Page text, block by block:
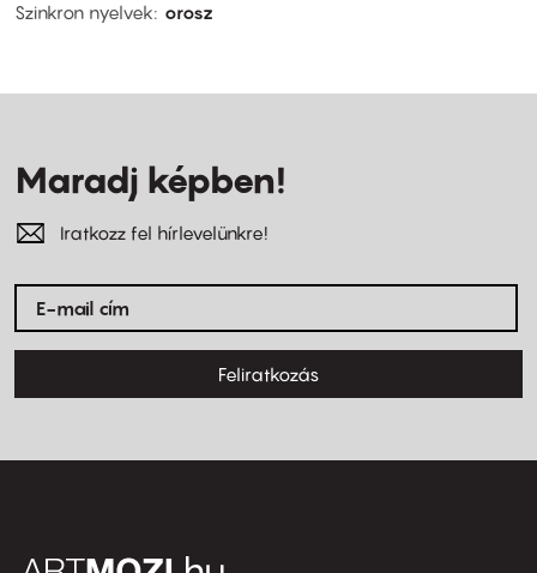
Szinkron nyelvek
orosz
Maradj képben!
Iratkozz fel hírlevelünkre!
Feliratkozás